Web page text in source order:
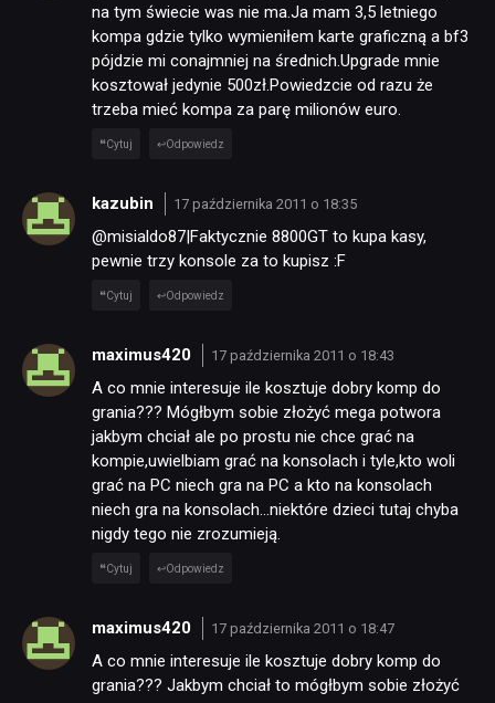
na tym świecie was nie ma.Ja mam 3,5 letniego
kompa gdzie tylko wymieniłem karte graficzną a bf3
pójdzie mi conajmniej na średnich.Upgrade mnie
kosztował jedynie 500zł.Powiedzcie od razu że
trzeba mieć kompa za parę milionów euro.
Cytuj Odpowiedz
kazubin 17 października 2011 o 18:35
@misialdo87|Faktycznie 8800GT to kupa kasy,
pewnie trzy konsole za to kupisz :F
Cytuj Odpowiedz
maximus420 17 października 2011 o 18:43
A co mnie interesuje ile kosztuje dobry komp do
grania??? Mógłbym sobie złożyć mega potwora
jakbym chciał ale po prostu nie chce grać na
kompie,uwielbiam grać na konsolach i tyle,kto woli
grać na PC niech gra na PC a kto na konsolach
niech gra na konsolach…niektóre dzieci tutaj chyba
nigdy tego nie zrozumieją.
Cytuj Odpowiedz
maximus420 17 października 2011 o 18:47
A co mnie interesuje ile kosztuje dobry komp do
grania??? Jakbym chciał to mógłbym sobie złożyć